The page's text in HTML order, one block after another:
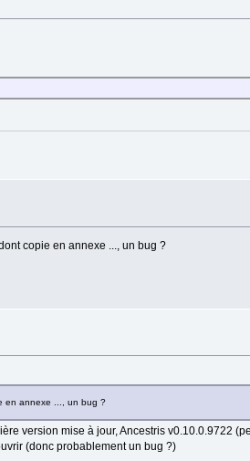
copie en annexe ..., un bug ?
en annexe ..., un bug ?
version mise à jour, Ancestris v0.10.0.9722
(donc probablement un bug ?)